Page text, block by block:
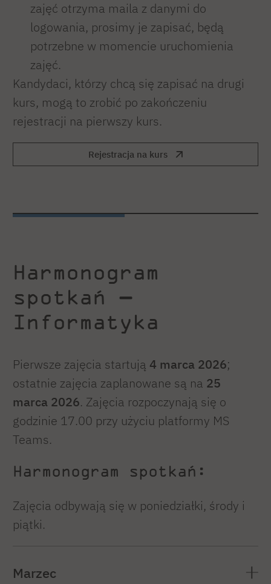
zajęć otrzyma maila z danymi do
logowania, prosimy je zapisać, będą
potrzebne w momencie uruchomienia
zajęć.
Kandydaci, którzy chcą się zapisać na drugi
kurs, mogą to zrobić po zakończeniu
rejestracji na pierwszy kurs.
Rejestracja na kurs
Harmonogram
spotkań —
Informatyka
Pierwsze zajęcia startują 4 marca 2026;
ostatnie zajęcia zaplanowane są na 25
marca 2026. Zajęcia rozpoczynają się o
godzinie 17.00 przy użyciu platformy MS
Teams.
Harmonogram spotkań:
Zajęcia odbywają się w poniedziałki, środy i
piątki.
Marzec